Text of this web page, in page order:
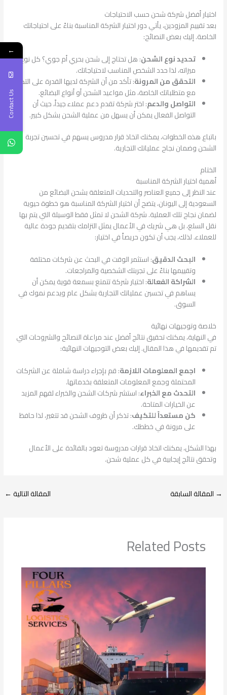
اختيار أفضل شركة شحن حسب الاحتياجات
بعد تقييم المزودين، يأتي دور اختيار الشركة المناسبة بناءً على احتياجاتك
الخاصة. إليك بعض النصائح:
تحديد نوع الشحن: هل تحتاج إلى شحن بحري أم جوي؟ كل نوع له
ميزاته، لذا حدد الشخص المناسب لاحتياجاتك.
التحقق من المرونة: تأكد من أن الشركة لديها القدرة على التكيف
مع متطلباتك الخاصة، مثل مواعيد الشحن أو أنواع البضائع.
التواصل والدعم: اختر شركة تقدم دعم عملاء جيداً، حيث أن
التواصل الفعال يمكن أن يسهل من عملية الشحن بشكل كبير.
باتباع هذه الخطوات، يمكنك اتخاذ قرار مدروس يسهم في تحسين تجربة
الشحن وضمان نجاح عملياتك التجارية.
الختام
أهمية اختيار الشركة المناسبة
عند النظر إلى جميع العناصر والتحديات المتعلقة بشحن البضائع من
السعودية إلى اليونان، يتضح أن اختيار الشركة المناسبة هو خطوة حيوية
لضمان نجاح تلك العملية. شركة الشحن لا تمثل فقط الوسيلة التي يتم بها
نقل السلع، بل هي شريك في الأعمال يمثل التزامك بتقديم جودة عالية
للعملاء. لذلك، يجب أن تكون حريصاً في اختيار:
البحث الدقيق: استثمر الوقت في البحث عن شركات مختلفة
وتقييمها بناءً على تجربتك الشخصية والمراجعات.
الشراكة الفعالة: اختيار شركة تتمتع بسمعة قوية يمكن أن
يساهم في تحسين عملياتك التجارية بشكل عام ويدعم نموك في
السوق.
خلاصة وتوجيهات نهائية
في النهاية، يمكنك تحقيق نتائج أفضل عند مراعاة النصائح والشروحات التي
تم تقديمها في هذا المقال. إليك بعض التوجيهات النهائية:
اجمع المعلومات اللازمة: قم بإجراء دراسة شاملة عن الشركات
المحتملة وجمع المعلومات المتعلقة بخدماتها.
التحدث مع الخبراء: استشر شركات الشحن والخبراء لفهم المزيد
عن الخيارات المتاحة.
كن مستعداً للتكيف: تذكر أن ظروف الشحن قد تتغير، لذا حافظ
على مرونة في خططك.
بهذا الشكل، يمكنك اتخاذ قرارات مدروسة تعود بالفائدة على الأعمال
وتحقق نتائج إيجابية في كل عملية شحن.
→ المقالة السابقة المقالة التالية←
Related Posts
←
Contact Us